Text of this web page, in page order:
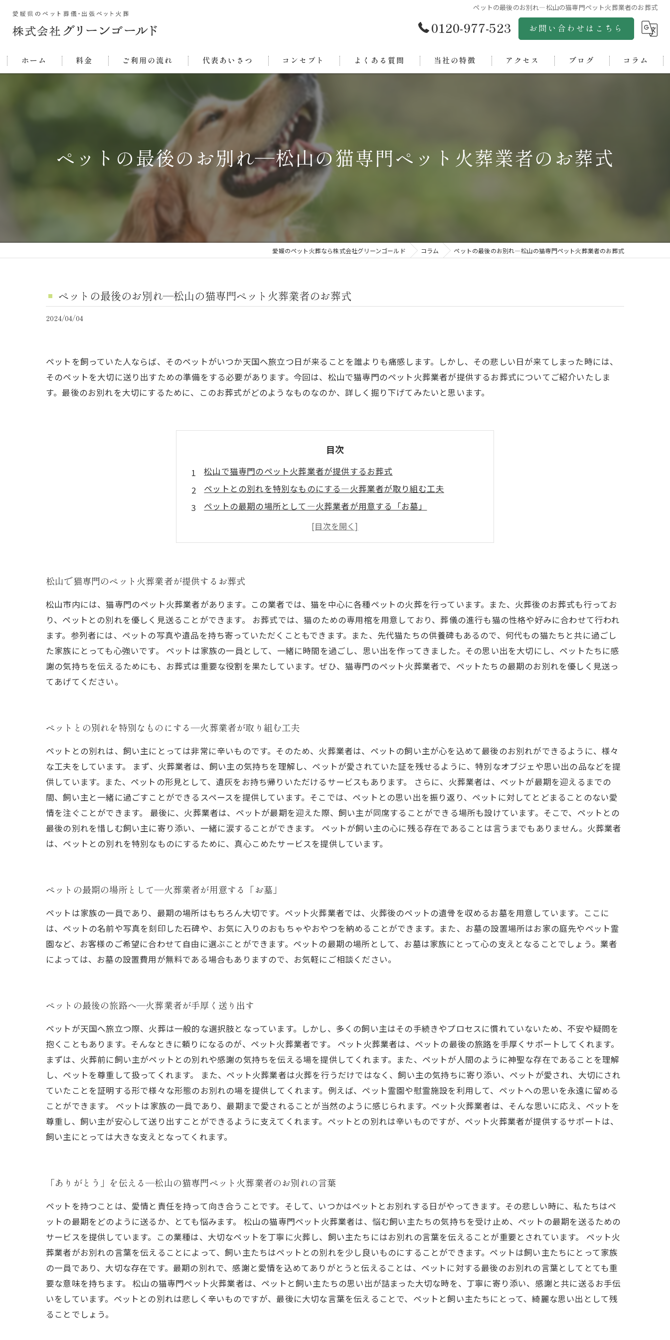
ペットの最後のお別れ―松山の猫専門ペット火葬業者のお葬式
0120-977-523 お問い合わせはこちら
ホーム 料金 ご利用の流れ 代表あいさつ コンセプト よくある質問 当社の特徴
東温市のペット火葬
アクセス
四国ペットセレモニーオアシス
砥部ペットセレモニー
ブログ コラム
ペットの最後のお別れ―松山の猫専門ペット火葬業者のお葬式
愛媛のペット火葬なら株式会社グリーンゴールド コラム ペットの最後のお別れ―松山の猫専門ペット火葬業者のお葬式
ペットの最後のお別れ―松山の猫専門ペット火葬業者のお葬式
2024/04/04
ペットを飼っていた人ならば、そのペットがいつか天国へ旅立つ日が来ることを誰よりも痛感します。しかし、その悲しい日が来てしまった時には、
そのペットを大切に送り出すための準備をする必要があります。今回は、松山で猫専門のペット火葬業者が提供するお葬式についてご紹介いたしま
す。最後のお別れを大切にするために、このお葬式がどのようなものなのか、詳しく掘り下げてみたいと思います。
目次
松山で猫専門のペット火葬業者が提供するお葬式
ペットとの別れを特別なものにする―火葬業者が取り組む工夫
ペットの最期の場所として―火葬業者が用意する「お墓」
ペットの最後の旅路へ―火葬業者が手厚く送り出す
「ありがとう」を伝える―松山の猫専門ペット火葬業者のお別れの言葉
松山で猫専門のペット火葬業者が提供するお葬式
松山市内には、猫専門のペット火葬業者があります。この業者では、猫を中心に各種ペットの火葬を行っています。また、火葬後のお葬式も行ってお
り、ペットとの別れを優しく見送ることができます。 お葬式では、猫のための専用棺を用意しており、葬儀の進行も猫の性格や好みに合わせて行われ
ます。参列者には、ペットの写真や遺品を持ち寄っていただくこともできます。また、先代猫たちの供養碑もあるので、何代もの猫たちと共に過ごし
た家族にとっても心強いです。 ペットは家族の一員として、一緒に時間を過ごし、思い出を作ってきました。その思い出を大切にし、ペットたちに感
謝の気持ちを伝えるためにも、お葬式は重要な役割を果たしています。ぜひ、猫専門のペット火葬業者で、ペットたちの最期のお別れを優しく見送っ
てあげてください。
ペットとの別れを特別なものにする―火葬業者が取り組む工夫
ペットとの別れは、飼い主にとっては非常に辛いものです。そのため、火葬業者は、ペットの飼い主が心を込めて最後のお別れができるように、様々
な工夫をしています。 まず、火葬業者は、飼い主の気持ちを理解し、ペットが愛されていた証を残せるように、特別なオブジェや思い出の品などを提
供しています。また、ペットの形見として、遺灰をお持ち帰りいただけるサービスもあります。 さらに、火葬業者は、ペットが最期を迎えるまでの
間、飼い主と一緒に過ごすことができるスペースを提供しています。そこでは、ペットとの思い出を振り返り、ペットに対してとどまることのない愛
情を注ぐことができます。 最後に、火葬業者は、ペットが最期を迎えた際、飼い主が同席することができる場所も設けています。そこで、ペットとの
最後の別れを惜しむ飼い主に寄り添い、一緒に涙することができます。 ペットが飼い主の心に残る存在であることは言うまでもありません。火葬業者
は、ペットとの別れを特別なものにするために、真心こめたサービスを提供しています。
ペットの最期の場所として―火葬業者が用意する「お墓」
ペットは家族の一員であり、最期の場所はもちろん大切です。ペット火葬業者では、火葬後のペットの遺骨を収めるお墓を用意しています。ここに
は、ペットの名前や写真を刻印した石碑や、お気に入りのおもちゃやおやつを納めることができます。また、お墓の設置場所はお家の庭先やペット霊
園など、お客様のご希望に合わせて自由に選ぶことができます。ペットの最期の場所として、お墓は家族にとって心の支えとなることでしょう。業者
によっては、お墓の設置費用が無料である場合もありますので、お気軽にご相談ください。
ペットの最後の旅路へ―火葬業者が手厚く送り出す
ペットが天国へ旅立つ際、火葬は一般的な選択肢となっています。しかし、多くの飼い主はその手続きやプロセスに慣れていないため、不安や疑問を
抱くこともあります。そんなときに頼りになるのが、ペット火葬業者です。 ペット火葬業者は、ペットの最後の旅路を手厚くサポートしてくれます。
まずは、火葬前に飼い主がペットとの別れや感謝の気持ちを伝える場を提供してくれます。また、ペットが人間のように神聖な存在であることを理解
し、ペットを尊重して扱ってくれます。 また、ペット火葬業者は火葬を行うだけではなく、飼い主の気持ちに寄り添い、ペットが愛され、大切にされ
ていたことを証明する形で様々な形態のお別れの場を提供してくれます。例えば、ペット霊園や慰霊施設を利用して、ペットへの思いを永遠に留める
ことができます。 ペットは家族の一員であり、最期まで愛されることが当然のように感じられます。ペット火葬業者は、そんな思いに応え、ペットを
尊重し、飼い主が安心して送り出すことができるように支えてくれます。ペットとの別れは辛いものですが、ペット火葬業者が提供するサポートは、
飼い主にとっては大きな支えとなってくれます。
「ありがとう」を伝える―松山の猫専門ペット火葬業者のお別れの言葉
ペットを持つことは、愛情と責任を持って向き合うことです。そして、いつかはペットとお別れする日がやってきます。その悲しい時に、私たちはペ
ットの最期をどのように送るか、とても悩みます。 松山の猫専門ペット火葬業者は、悩む飼い主たちの気持ちを受け止め、ペットの最期を送るための
サービスを提供しています。この業種は、大切なペットを丁寧に火葬し、飼い主たちにはお別れの言葉を伝えることが重要とされています。 ペット火
葬業者がお別れの言葉を伝えることによって、飼い主たちはペットとの別れを少し良いものにすることができます。ペットは飼い主たちにとって家族
の一員であり、大切な存在です。最期の別れで、感謝と愛情を込めてありがとうと伝えることは、ペットに対する最後のお別れの言葉としてとても重
要な意味を持ちます。 松山の猫専門ペット火葬業者は、ペットと飼い主たちの思い出が詰まった大切な時を、丁寧に寄り添い、感謝と共に送るお手伝
いをしています。ペットとの別れは悲しく辛いものですが、最後に大切な言葉を伝えることで、ペットと飼い主たちにとって、綺麗な思い出として残
ることでしょう。